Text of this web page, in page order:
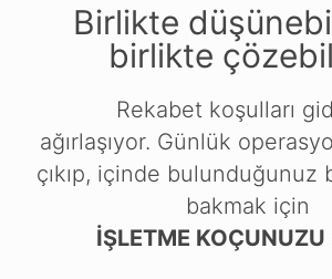
Birlikte
birlikte
Rekabet koşulları
ağırlaşıyor. Günlük
çıkıp, içinde bulunduğunuz
bakmak için
İŞLETME KOÇUNUZU